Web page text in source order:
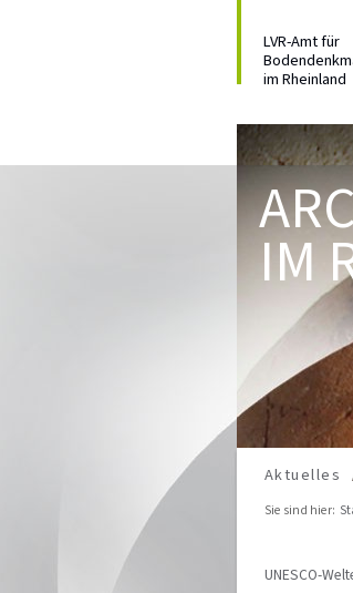
LVR-Amt für
im Rheinland
IM
Aktuelles
Sie sind hier:
UNESCO-